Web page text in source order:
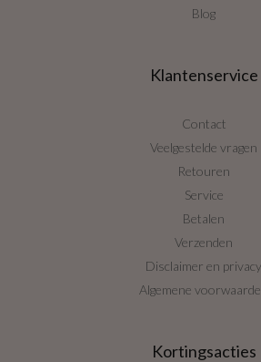
Blog
Klantenservice
Contact
Veelgestelde vragen
Retouren
Service
Betalen
Verzenden
Disclaimer en privacy
Algemene
Kortingsacties